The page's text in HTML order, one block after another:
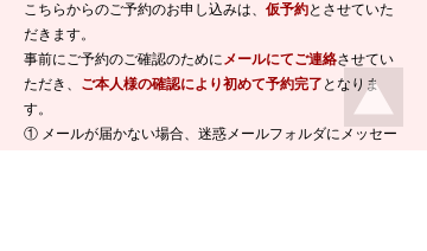
こちらからのご予約のお申し込みは、 仮予約とさせていた
だきます。
事前にご予約のご確認のためにメールにてご連絡させてい
ただき、 ご本人様の確認により初めて予約完了 となりま
す。
① メールが届かない場合、迷惑メールフォルダにメッセー